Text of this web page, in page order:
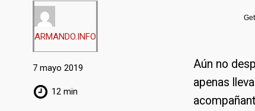
ARMANDO.INFO
7 mayo 2019
12 min
Aún no
apenas